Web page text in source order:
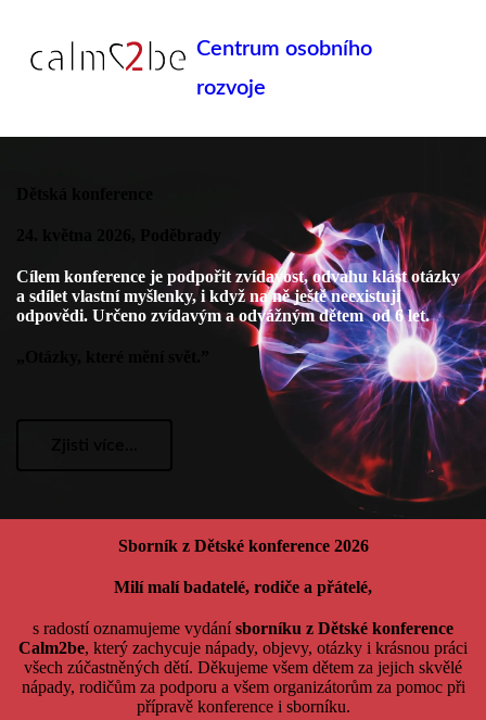
Centrum osobního
rozvoje
24. května 2026, Poděbrady
Cílem konference je podpořit zvídavost, odvahu klást otázky
a sdílet vlastní myšlenky, i když na ně ještě neexistují
odpovědi. Určeno zvídavým a odvážným dětem od 6 let.
Sborník z Dětské konference 2026
Milí malí badatelé, rodiče a přátelé,
s radostí oznamujeme vydánísborníku z Dětské konference
Calm2be, který zachycuje nápady, objevy, otázky i krásnou práci
všech zúčastněných dětí. Děkujeme všem dětem za jejich skvělé
nápady, rodičům za podporu a všem organizátorům za pomoc při
přípravě konference i sborníku.